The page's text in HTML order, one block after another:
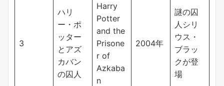
3
ハリ
ー・ポ
ッター
とアズ
カバン
の囚人
Harry
Potter
and the
Prisone
r of
Azkaba
n
2004年
謎の囚
人シリ
ウス・
ブラッ
クが登
場